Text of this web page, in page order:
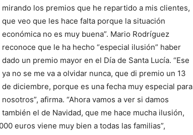
mirando los premios que he repartido a mis clientes,
que veo que les hace falta porque la situación
económica no es muy buena”. Mario Rodríguez
reconoce que le ha hecho “especial ilusión” haber
dado un premio mayor en el Día de Santa Lucía. “Ese
ya no se me va a olvidar nunca, que di premio un 13
de diciembre, porque es una fecha muy especial para
nosotros”, afirma. “Ahora vamos a ver si damos
también el de Navidad, que me hace mucha ilusión,
euros viene muy bien a todas las familias”,